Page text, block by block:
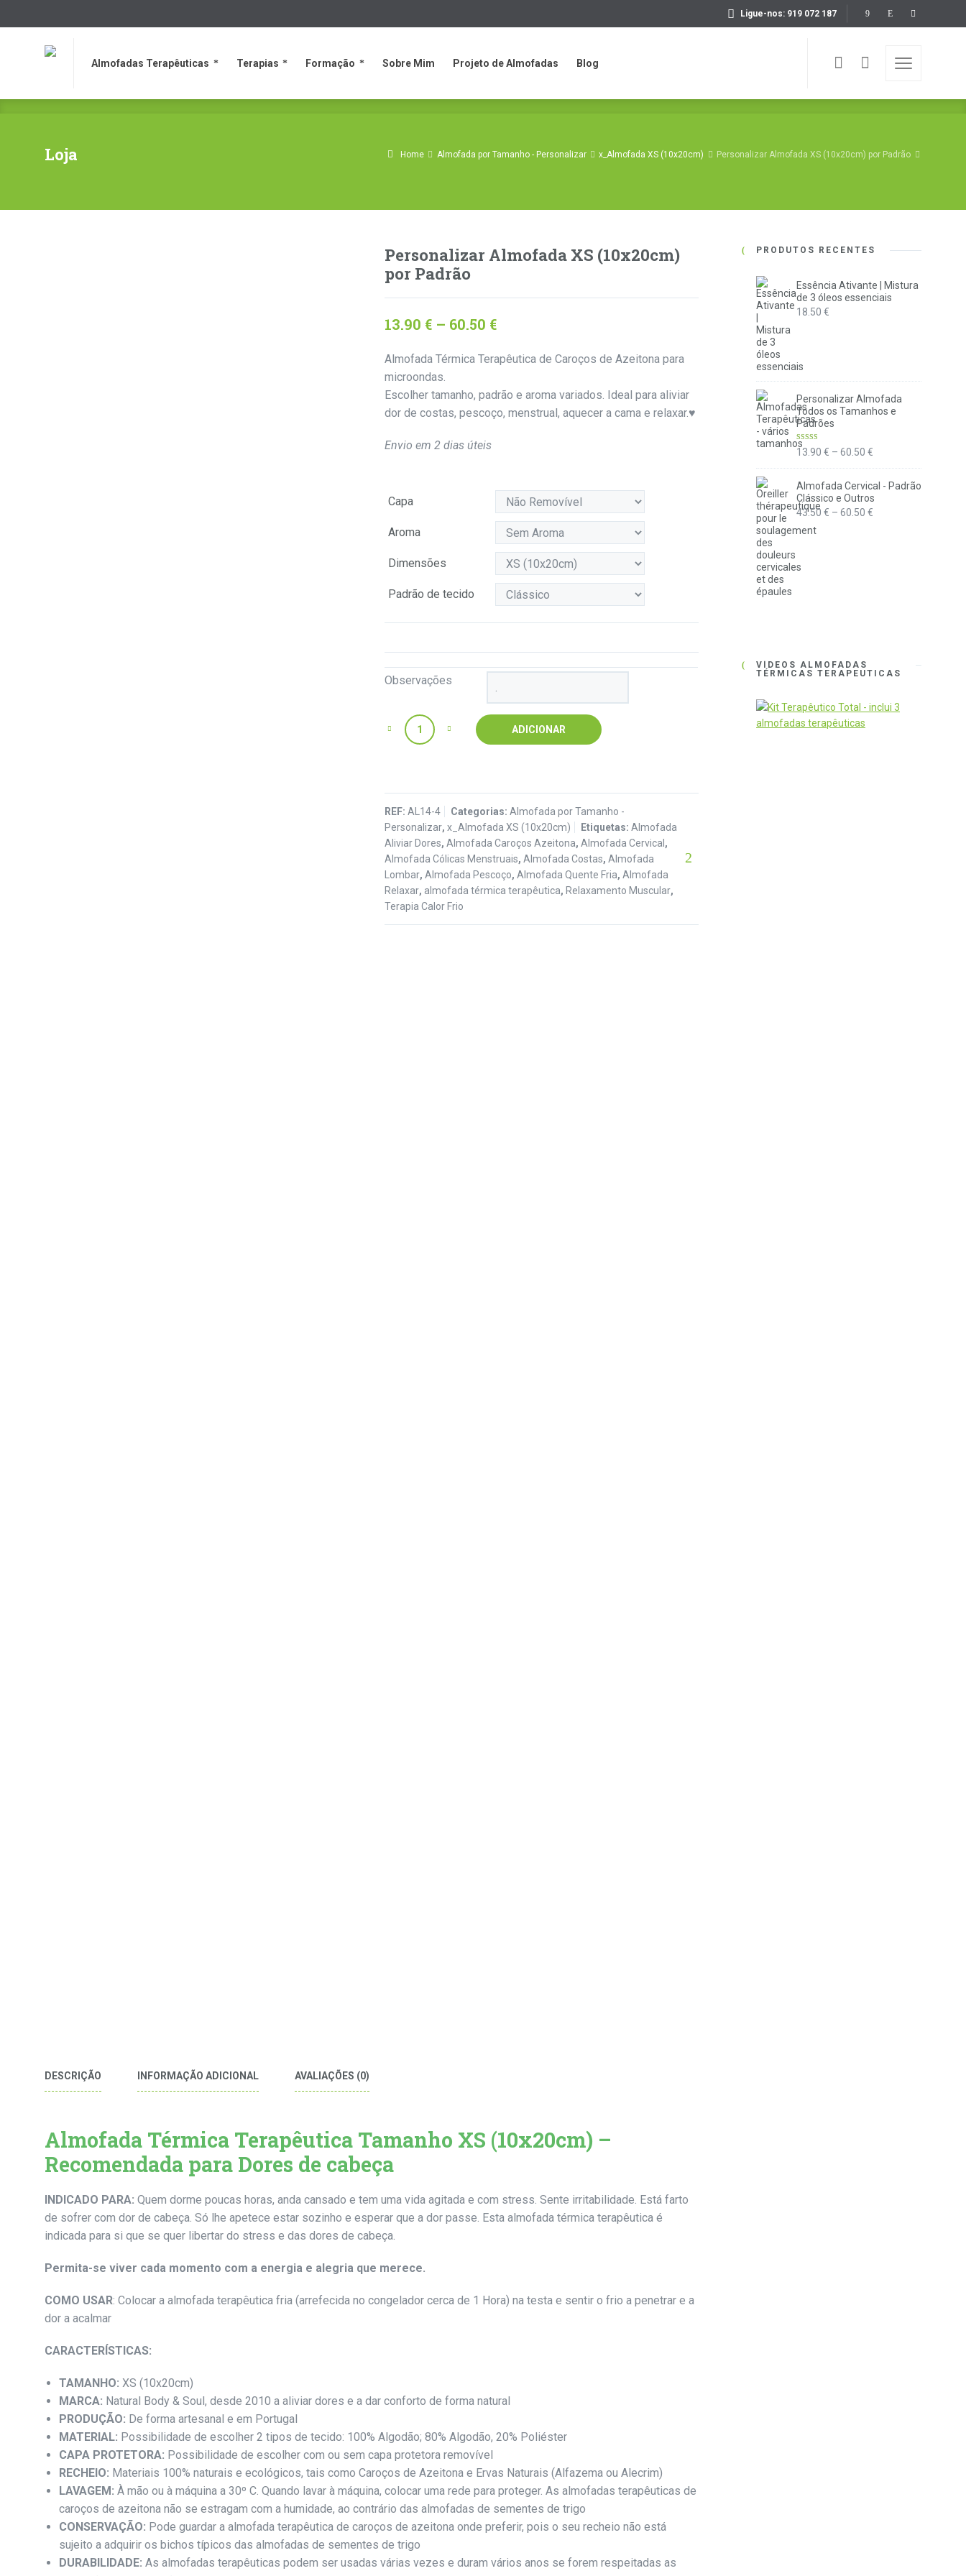
Ligue-nos: 919 072 187
Almofadas Terapêuticas Terapias Formação Sobre Mim Projeto de Almofadas Blog
Loja Home Almofada por Tamanho - Personalizar x_Almofada XS (10x20cm) Personalizar Almofada XS (10x20cm) por Padrão
Personalizar Almofada XS (10x20cm)
por Padrão
13.90 € – 60.50 €Price
13.90 €
through
60.50 €
Almofada Térmica Terapêutica de Caroços de Azeitona para
microondas.
Escolher tamanho, padrão e aroma variados. Ideal para aliviar
dor de costas, pescoço, menstrual, aquecer a cama e relaxar.♥
Envio em 2 dias úteis
Capa
Aroma
Dimensões
Padrão de tecido
Observações
Quantidade ADICIONAR
REF:AL14-4 Categorias:Almofada por Tamanho -
Personalizar,x_Almofada XS (10x20cm) Etiquetas:Almofada
Aliviar Dores,Almofada Caroços Azeitona,Almofada Cervical ,
Almofada Cólicas Menstruais,Almofada Costas,Almofada
Lombar,Almofada Pescoço,Almofada Quente Fria,Almofada
Relaxar, almofada térmica terapêutica, Relaxamento Muscular,
Terapia Calor Frio
DESCRIÇÃO INFORMAÇÃO ADICIONAL AVALIAÇÕES (0)
Almofada Térmica Terapêutica Tamanho XS (10x20cm) –
Recomendada para Dores de cabeça
INDICADO PARA: Quem dorme poucas horas, anda cansado e tem uma vida agitada e com stress. Sente irritabilidade. Está farto
de sofrer com dor de cabeça. Só lhe apetece estar sozinho e esperar que a dor passe. Esta almofada térmica terapêutica é
indicada para si que se quer libertar do stress e das dores de cabeça.
Permita-se viver cada momento com a energia e alegria que merece.
COMO USAR: Colocar a almofada terapêutica fria (arrefecida no congelador cerca de 1 Hora) na testa e sentir o frio a penetrar e a
dor a acalmar
CARACTERÍSTICAS:
TAMANHO: XS (10x20cm)
MARCA: Natural Body & Soul, desde 2010 a aliviar dores e a dar conforto de forma natural
PRODUÇÃO: De forma artesanal e em Portugal
MATERIAL: Possibilidade de escolher 2 tipos de tecido: 100% Algodão; 80% Algodão, 20% Poliéster
CAPA PROTETORA: Possibilidade de escolher com ou sem capa protetora removível
RECHEIO: Materiais 100% naturais e ecológicos, tais como Caroços de Azeitona e Ervas Naturais (Alfazema ou Alecrim)
LAVAGEM: À mão ou à máquina a 30º C. Quando lavar à máquina, colocar uma rede para proteger. As almofadas terapêuticas de
caroços de azeitona não se estragam com a humidade, ao contrário das almofadas de sementes de trigo
CONSERVAÇÃO: Pode guardar a almofada terapêutica de caroços de azeitona onde preferir, pois o seu recheio não está
sujeito a adquirir os bichos típicos das almofadas de sementes de trigo
DURABILIDADE: As almofadas terapêuticas podem ser usadas várias vezes e duram vários anos se forem respeitadas as
PRODUTOS RECENTES
Essência Ativante | Mistura
de 3 óleos essenciais
18.50 €
Personalizar Almofada
Todos os Tamanhos e
Padrões
Avaliação
5.00de 5
13.90 € – 60.50 €
range:
13.90 €
through
Almofada Cervical - Padrão
Clássico e Outros
43.50 € – 60.50 €
VÍDEOS ALMOFADAS
TÉRMICAS TERAPEUTICAS